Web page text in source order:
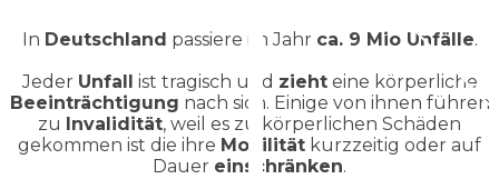
In Deutschland passiere im Jahr ca. 9 Mio Unfälle.
Jeder Unfall ist tragisch und ziehteine körperliche
Beeinträchtigung nach sich. Einige von ihnen führen
zu
Invalidität, weil es zu körperlichen Schäden
gekommen ist die ihre Mobilität kurzzeitig oder auf
Dauer einschränken.